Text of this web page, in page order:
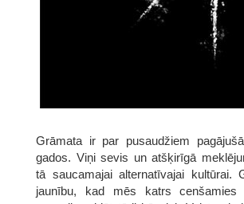
Grāmata ir par pusaudžiem
gados. Viņi sevis un atšķirīgā
tā saucamajai alternatīvajai kultūrai.
jaunību, kad mēs katrs cenšamies